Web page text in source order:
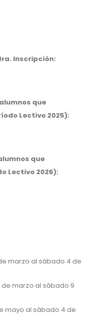
Inscripción:
que
Lectivo 2025):
que
Lectivo 2026):
marzo al sábado 4 de
de marzo al sábado 9
mayo al sábado 4 de